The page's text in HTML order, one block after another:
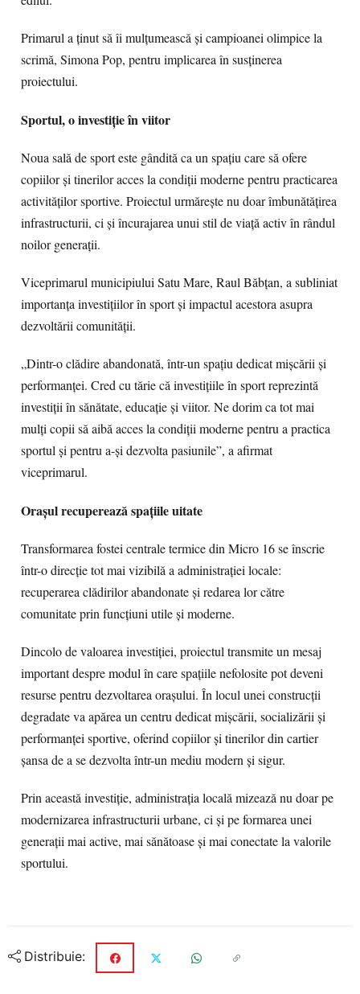
Primarul a ținut să îi mulțumească și campioanei olimpice la
scrimă, Simona Pop, pentru implicarea în susținerea
proiectului.
Sportul, o investiție în viitor
Noua sală de sport este gândită ca un spațiu care să ofere
copiilor și tinerilor acces la condiții moderne pentru practicarea
activităților sportive. Proiectul urmărește nu doar îmbunătățirea
infrastructurii, ci și încurajarea unui stil de viață activ în rândul
noilor generații.
Viceprimarul municipiului Satu Mare, Raul Băbțan, a subliniat
importanța investițiilor în sport și impactul acestora asupra
dezvoltării comunității.
„Dintr-o clădire abandonată, într-un spațiu dedicat mișcării și
performanței. Cred cu tărie că investițiile în sport reprezintă
investiții în sănătate, educație și viitor. Ne dorim ca tot mai
mulți copii să aibă acces la condiții moderne pentru a practica
sportul și pentru a-și dezvolta pasiunile”, a afirmat
viceprimarul.
Orașul recuperează spațiile uitate
Transformarea fostei centrale termice din Micro 16 se înscrie
într-o direcție tot mai vizibilă a administrației locale:
recuperarea clădirilor abandonate și redarea lor către
comunitate prin funcțiuni utile și moderne.
Dincolo de valoarea investiției, proiectul transmite un mesaj
important despre modul în care spațiile nefolosite pot deveni
resurse pentru dezvoltarea orașului. În locul unei construcții
degradate va apărea un centru dedicat mișcării, socializării și
performanței sportive, oferind copiilor și tinerilor din cartier
șansa de a se dezvolta într-un mediu modern și sigur.
Prin această investiție, administrația locală mizează nu doar pe
modernizarea infrastructurii urbane, ci și pe formarea unei
generații mai active, mai sănătoase și mai conectate la valorile
sportului.
Distribuie: